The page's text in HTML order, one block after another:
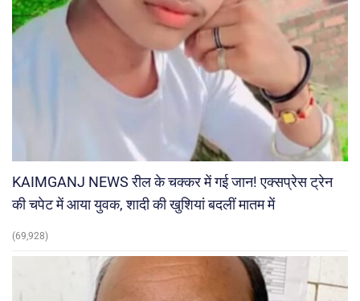
KAIMGANJ NEWS रील के चक्कर में गई जान! एक्सप्रेस ट्रेन
की चपेट में आया युवक, शादी की खुशियां बदलीं मातम में
(69,928)